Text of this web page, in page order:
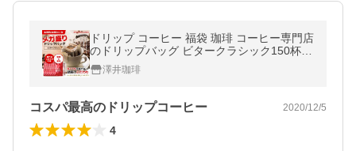
ドリップ コーヒー 福袋 珈琲 コーヒー専門店
のドリップバッグ ビタークラシック150杯入
り福袋 ビタクラ ドリップ グルメ 【RD】
【TS】
澤井珈琲
コスパ最高のドリップコーヒー 2020/12/5
4